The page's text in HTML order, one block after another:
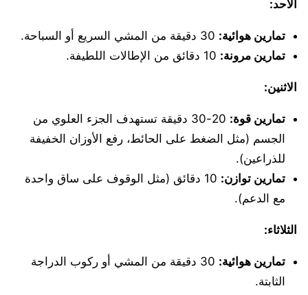
الأحد:
تمارين هوائية:
تمارين مرونة:
الاثنين:
تمارين قوة:
20-30 دقيقة تستهدف الجزء العلوي من
الجسم (مثل الضغط على الحائط، رفع الأوزان الخفيفة
للذراعين).
تمارين توازن:
10 دقائق (مثل الوقوف على ساق واحدة
مع الدعم).
الثلاثاء:
تمارين هوائية:
30 دقيقة من المشي أو ركوب الدراجة
الثابتة.